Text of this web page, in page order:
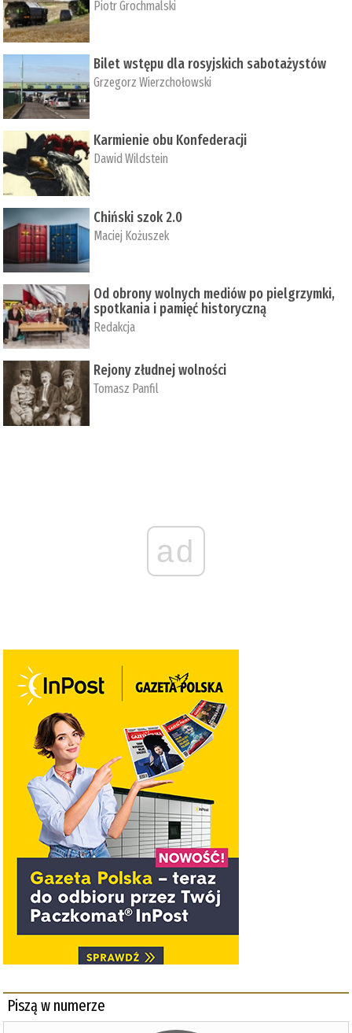
Piotr Grochmalski
Bilet wstępu dla rosyjskich sabotażystów
Grzegorz Wierzchołowski
Karmienie obu Konfederacji
Dawid Wildstein
Chiński szok 2.0
Maciej Kożuszek
Od obrony wolnych mediów po pielgrzymki,
spotkania i pamięć historyczną
Redakcja
Rejony złudnej wolności
Tomasz Panfil
ad
Piszą w numerze